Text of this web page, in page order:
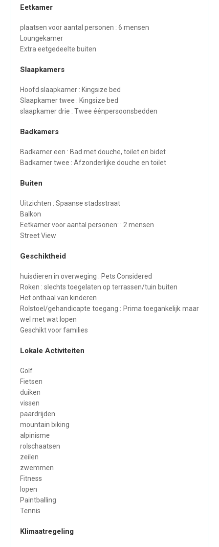
Eetkamer
plaatsen voor aantal personen : 6 mensen
Loungekamer
Extra eetgedeelte buiten
Slaapkamers
Hoofd slaapkamer : Kingsize bed
Slaapkamer twee : Kingsize bed
slaapkamer drie : Twee éénpersoonsbedden
Badkamers
Badkamer een : Bad met douche, toilet en bidet
Badkamer twee : Afzonderlijke douche en toilet
Buiten
Uitzichten : Spaanse stadsstraat
Balkon
Eetkamer voor aantal personen: : 2 mensen
Street View
Geschiktheid
huisdieren in overweging : Pets Considered
Roken : slechts toegelaten op terrassen/tuin buiten
Het onthaal van kinderen
Rolstoel/gehandicapte toegang : Prima toegankelijk maar
wel met wat lopen
Geschikt voor families
Lokale Activiteiten
Golf
Fietsen
duiken
vissen
paardrijden
mountain biking
alpinisme
rolschaatsen
zeilen
zwemmen
Fitness
lopen
Paintballing
Tennis
Klimaatregeling